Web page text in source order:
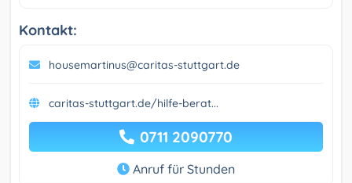
Kontakt:
housemartinus@caritas-stuttgart.de
caritas-stuttgart.de/hilfe-berat...
0711 2090770
Anruf für Stunden